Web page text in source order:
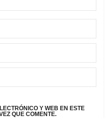
Y WEB EN ESTE
QUE COMENTE.